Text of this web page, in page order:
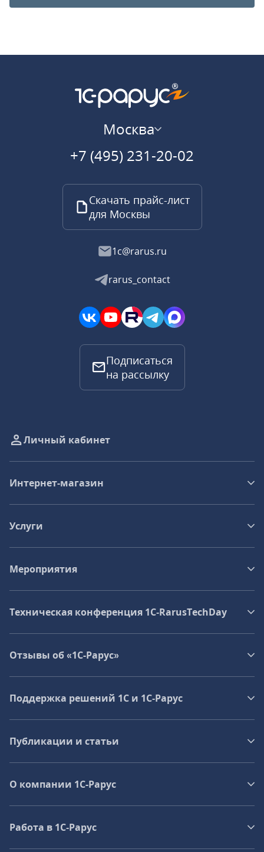
Москва
+7 (495) 231-20-02
Скачать прайс-лист
для Москвы
1c@rarus.ru
rarus_contact
Подписаться
на рассылку
Личный кабинет
Интернет-магазин
Услуги
Мероприятия
Техническая конференция 1C‑RarusTechDay
Отзывы об «1С-Рарус»
Поддержка решений 1С и 1С‑Рарус
Публикации и статьи
О компании 1C-Рарус
Работа в 1С‑Рарус